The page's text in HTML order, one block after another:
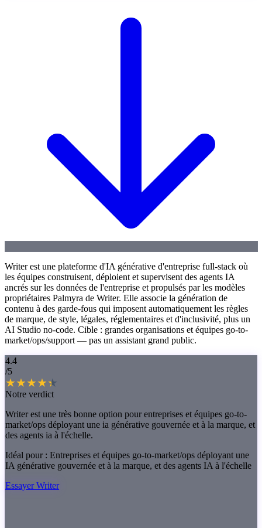
Writer est une plateforme d'IA générative d'entreprise full-stack où
les équipes construisent, déploient et supervisent des agents IA
ancrés sur les données de l'entreprise et propulsés par les modèles
propriétaires Palmyra de Writer. Elle associe la génération de
contenu à des garde-fous qui imposent automatiquement les règles
de marque, de style, légales, réglementaires et d'inclusivité, plus un
AI Studio no-code. Cible : grandes organisations et équipes go-to-
market/ops/support — pas un assistant grand public.
4.4
/5
Notre verdict
Writer est une très bonne option pour entreprises et équipes go-to-
market/ops déployant une ia générative gouvernée et à la marque, et
des agents ia à l'échelle.
Idéal pour : Entreprises et équipes go-to-market/ops déployant une
IA générative gouvernée et à la marque, et des agents IA à l'échelle
Essayer Writer